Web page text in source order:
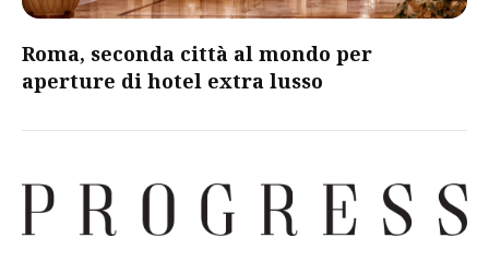
Roma, seconda città al mondo per
aperture di hotel extra lusso